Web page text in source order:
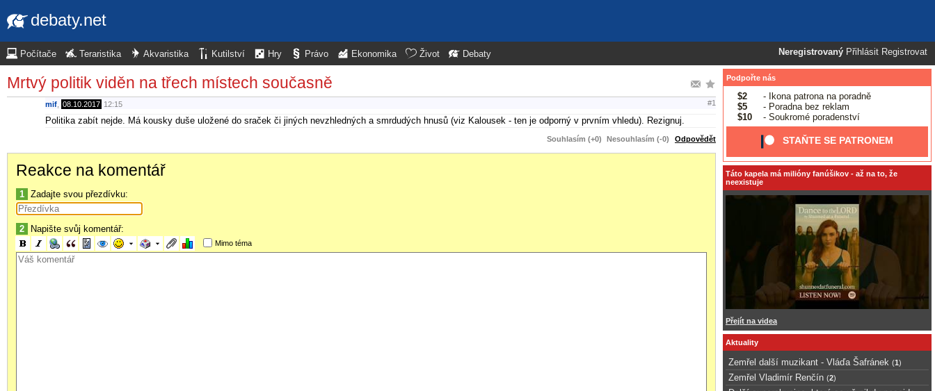
debaty.net
Neregistrovaný Přihlásit Registrovat
Počítače Teraristika Akvaristika Kutilství Hry Právo Ekonomika Život Debaty
Mrtvý politik viděn na třech místech současně
mif 08.10.2017 12:15 #1
Politika zabít nejde. Má kousky duše uložené do sraček či jiných nevzhledných a smrdudých hnusů (viz Kalousek - ten je odporný v prvním vhledu). Rezignuj.
Souhlasím (+0) Nesouhlasím (-0) Odpovědět
Reakce na komentář
1 Zadajte svou přezdívku:
2 Napište svůj komentář:
Mimo téma
Podpořte nás
$2
- Ikona patrona na poradně
$5
- Poradna bez reklam
$10
- Soukromé poradenství
STAŇTE SE PATRONEM
Táto kapela má milióny fanúšikov - až na to, že
neexistuje
Přejít na videa
Aktuality
Zemřel další muzikant - Vláďa Šafránek (1 )
Zemřel Vladimír Renčín (2)